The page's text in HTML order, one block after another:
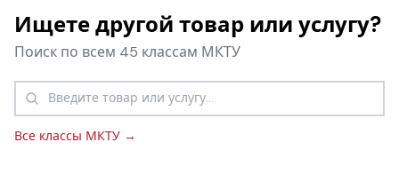
Ищете другой товар или услугу?
Поиск по всем 45 классам МКТУ
Все классы МКТУ →